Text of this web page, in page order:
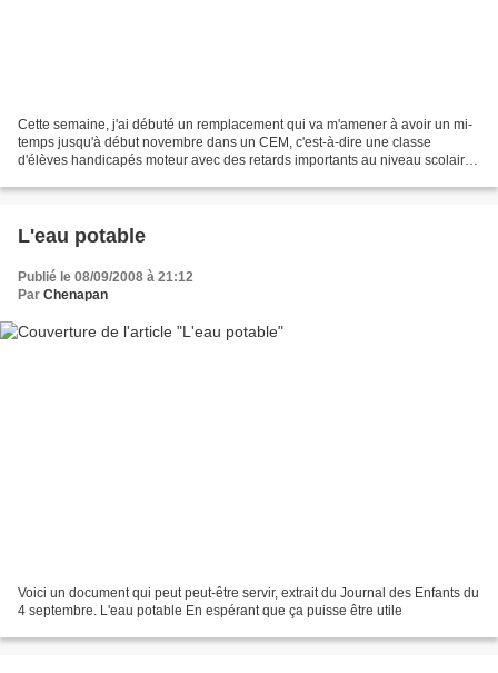
Cette semaine, j'ai débuté un remplacement qui va m'amener à avoir un mi-
temps jusqu'à début novembre dans un CEM, c'est-à-dire une classe
d'élèves handicapés moteur avec des retards importants au niveau scolaire.
L'eau potable
Publié le 08/09/2008 à 21:12
Par Chenapan
Voici un document qui peut peut-être servir, extrait du Journal des Enfants du
4 septembre. L'eau potable En espérant que ça puisse être utile